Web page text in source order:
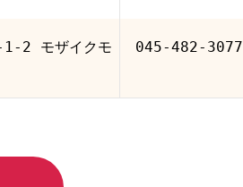
1-2 モザイクモ
045-482-3077